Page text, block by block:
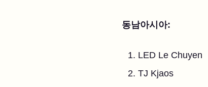
동남아시아:
LED Le Chuyen
TJ Kjaos